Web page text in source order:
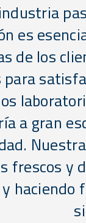
es
de los
para
a gran
frescos y
haciendo